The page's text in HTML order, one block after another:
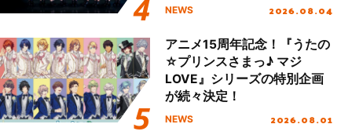
NEWS 2026.08.04
アニメ15周年記念！『うたの
☆プリンスさまっ♪ マジ
LOVE』シリーズの特別企画
が続々決定！
NEWS 2026.08.01